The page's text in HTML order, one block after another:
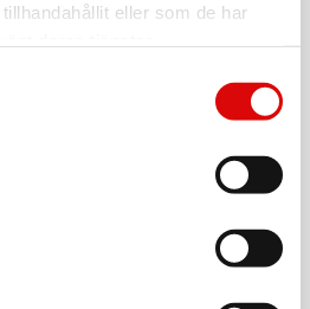
eller som de har
Rek: 599,00 kr
bilhållare för Tesla Model X (22-), Y, 3,